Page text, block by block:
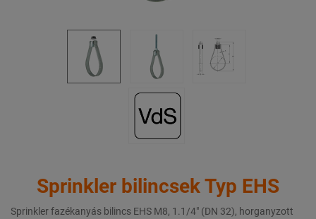
Sprinkler bilincsek Typ EHS
Sprinkler fazékanyás bilincs EHS M8, 1.1/4" (DN 32), horganyzott